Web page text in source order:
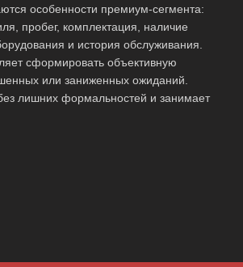
особенности премиум-сегмента:
пробег, комплектация, наличие
и история обслуживания.
сформировать объективную
или заниженных ожиданий.
лишних формальностей и занимает